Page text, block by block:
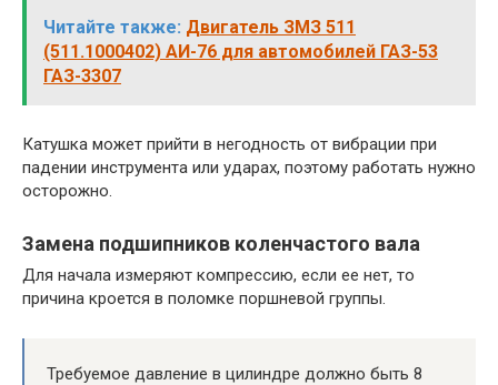
Читайте также: Двигатель ЗМЗ 511
(511.1000402) АИ-76 для автомобилей ГАЗ-53
ГАЗ-3307
Катушка может прийти в негодность от вибрации при
падении инструмента или ударах, поэтому работать нужно
осторожно.
Замена подшипников коленчастого вала
Для начала измеряют компрессию, если ее нет, то
причина кроется в поломке поршневой группы.
Требуемое давление в цилиндре должно быть 8